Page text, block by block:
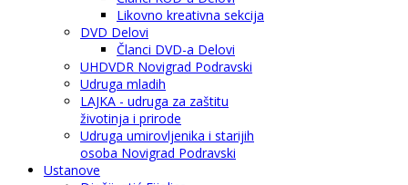
Likovno kreativna sekcija
DVD Delovi
Članci DVD-a Delovi
UHDVDR Novigrad Podravski
Udruga mladih
LAJKA - udruga za zaštitu
životinja i prirode
Udruga umirovljenika i starijih
osoba Novigrad Podravski
Ustanove